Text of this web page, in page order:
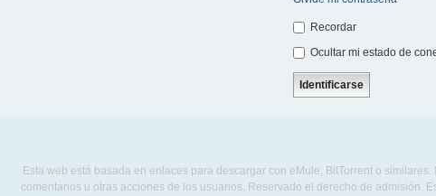
Recordar
Ocultar mi estado de
Esta web está basada en enlaces para descargar con eMule, BitTorrent o
comentarios u otras acciones de los usuarios. Reservado el derecho de admisión.